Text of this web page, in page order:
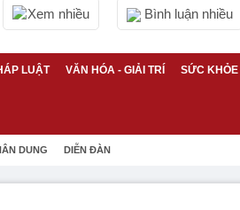
Xem nhiều Bình luận nhiều
LUẬT VĂN HÓA - GIẢI TRÍ SỨC KHỎE
DUNG DIỄN ĐÀN